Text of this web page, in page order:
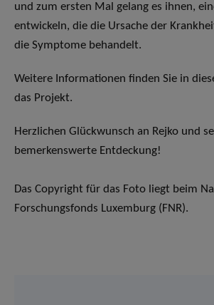
und zum ersten Mal gelang es ihnen,
entwickeln, die die Ursache der
die Symptome behandelt.
Weitere Informationen finden Sie in
das Projekt.
Herzlichen Glückwunsch an Rejko und
bemerkenswerte Entdeckung!
Das Copyright für das Foto liegt beim
Forschungsfonds Luxemburg (FNR).